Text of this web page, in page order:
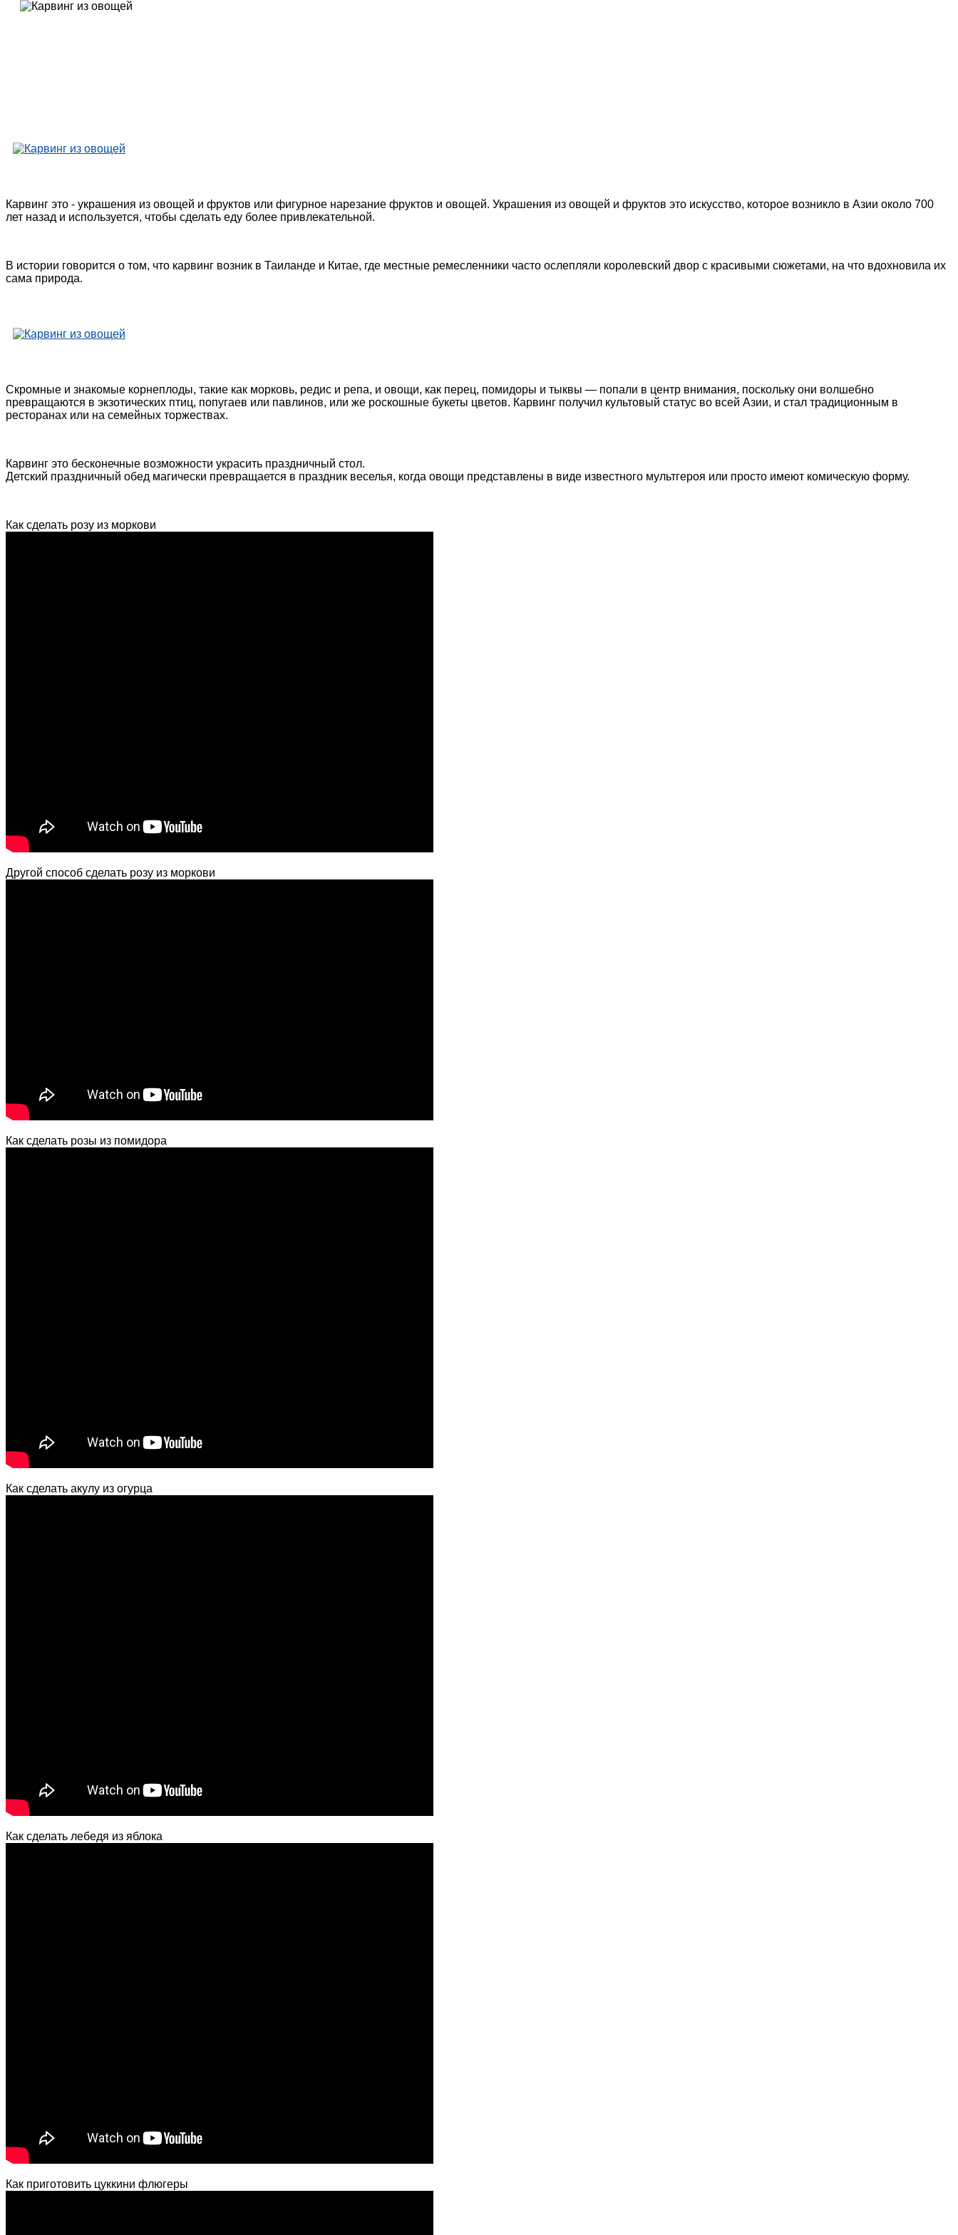
Карвинг это - украшения из овощей и фруктов или фигурное нарезание фруктов и овощей. Украшения из овощей и фруктов это искусство, которое возникло в Азии около 700
лет назад и используется, чтобы сделать еду более привлекательной.
В истории говорится о том, что карвинг возник в Таиланде и Китае, где местные ремесленники часто ослепляли королевский двор с красивыми сюжетами, на что вдохновила их
сама природа.
Скромные и знакомые корнеплоды, такие как морковь, редис и репа, и овощи, как перец, помидоры и тыквы — попали в центр внимания, поскольку они волшебно
превращаются в экзотических птиц, попугаев или павлинов, или же роскошные букеты цветов. Карвинг получил культовый статус во всей Азии, и стал традиционным в
ресторанах или на семейных торжествах.
Карвинг это бесконечные возможности украсить праздничный стол.
Детский праздничный обед магически превращается в праздник веселья, когда овощи представлены в виде известного мультгероя или просто имеют комическую форму.
Как сделать розу из моркови
Другой способ сделать розу из моркови
Как сделать розы из помидора
Как сделать акулу из огурца
Как сделать лебедя из яблока
Как приготовить цуккини флюгеры